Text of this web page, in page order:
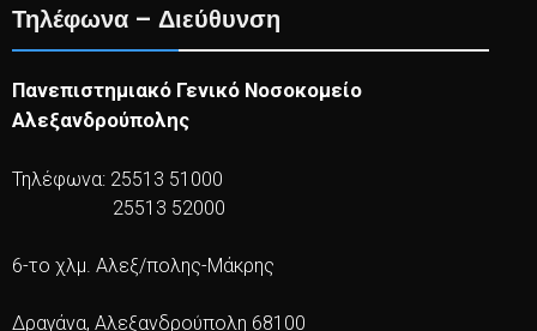
Τηλέφωνα – Διεύθυνση
Πανεπιστημιακό Γενικό Νοσοκομείο
Αλεξανδρούπολης
Τηλέφωνα: 25513 51000
25513 52000
6-το χλμ. Αλεξ/πολης-Μάκρης
Δραγάνα, Αλεξανδρούπολη 68100